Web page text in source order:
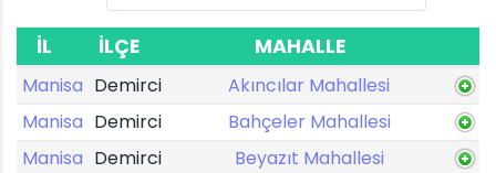
İL İLÇE MAHALLE
Manisa Demirci
Akıncılar Mahallesi
Manisa Demirci
Bahçeler Mahallesi
Manisa Demirci
Beyazıt Mahallesi